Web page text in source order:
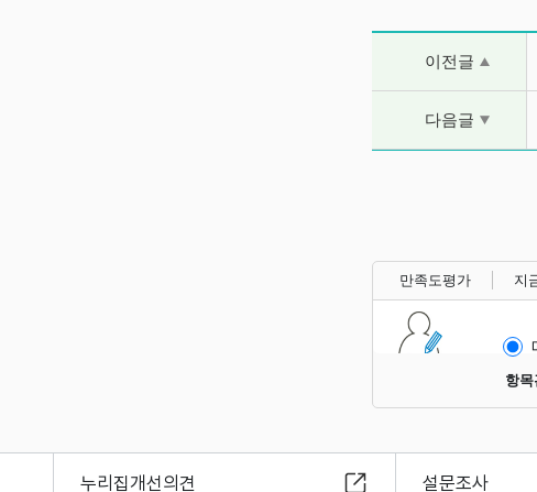
이전글
다음글
만족도평가 지
항
누리집개선의견 설문조사